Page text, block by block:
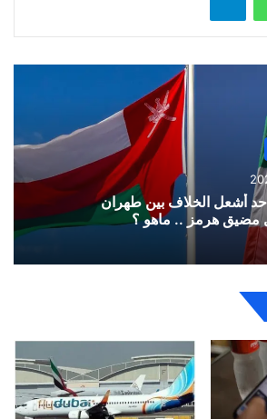
أشعل الخلاف بين طهران
هرمز .. ماهو ؟